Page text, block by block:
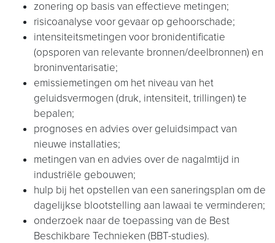
zonering op basis van effectieve metingen;
risicoanalyse voor gevaar op gehoorschade;
intensiteitsmetingen voor bronidentificatie
(opsporen van relevante bronnen/deelbronnen) en
broninventarisatie;
emissiemetingen om het niveau van het
geluidsvermogen (druk, intensiteit, trillingen) te
bepalen;
prognoses en advies over geluidsimpact van
nieuwe installaties;
metingen van en advies over de nagalmtijd in
industriële gebouwen;
hulp bij het opstellen van een saneringsplan om de
dagelijkse blootstelling aan lawaai te verminderen;
onderzoek naar de toepassing van de Best
Beschikbare Technieken (BBT-studies).